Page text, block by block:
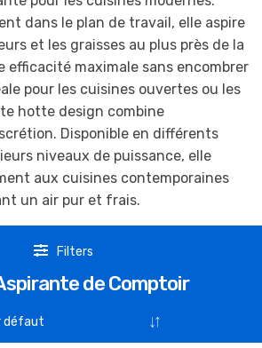
dans le plan de travail, elle aspire
et les graisses au plus près de la
efficacité maximale sans encombrer
pour les cuisines ouvertes ou les
hotte design combine
Disponible en différents
niveaux de puissance, elle
aux cuisines contemporaines
un air pur et frais.
Filters
de Comptoir